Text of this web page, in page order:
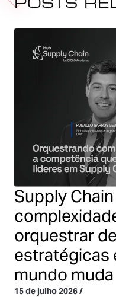
Supply
orquestrar
estratégicas
mundo muda
15 de julho 2026/